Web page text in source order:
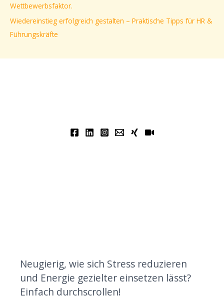
Wettbewerbsfaktor.
Wiedereinstieg erfolgreich gestalten – Praktische Tipps für HR &
Führungskräfte
Neugierig, wie sich Stress reduzieren
und Energie gezielter einsetzen lässt?
Einfach durchscrollen!